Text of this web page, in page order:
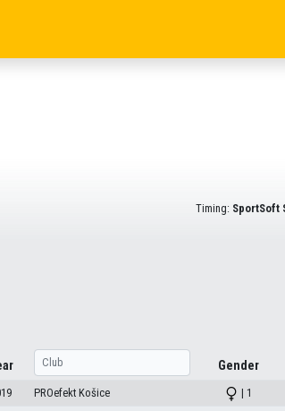
Timing: SportSoft
Gender
PROefekt Košice | 1